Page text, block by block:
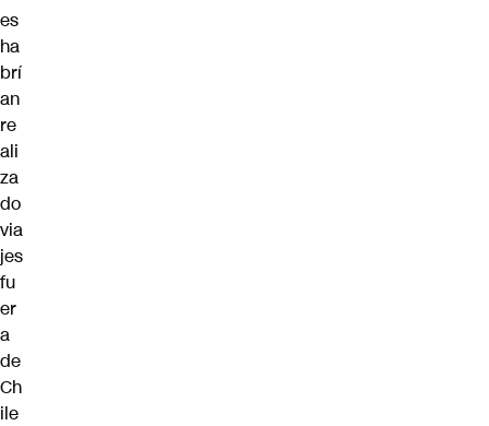
es
ha
brí
an
re
ali
za
do
via
jes
fu
er
a
de
Ch
ile